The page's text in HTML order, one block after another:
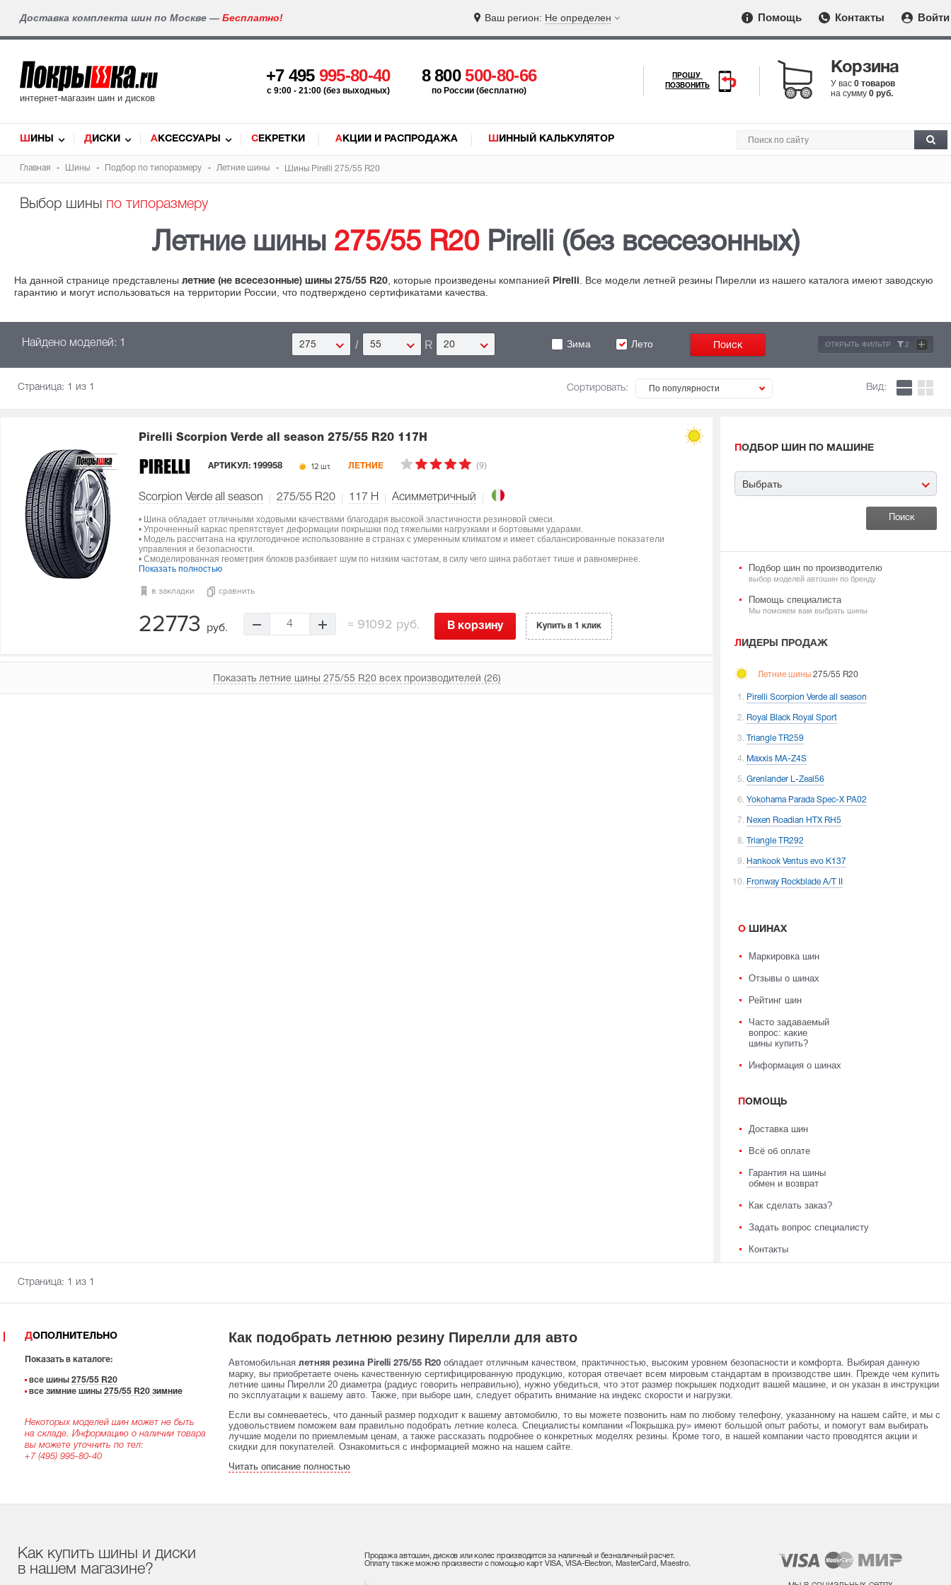
Доставка комплекта шин по Москве — Бесплатно! Ваш регион: Не определен Помощь Контакты Войти
интернет-магазин шин и дисков
+7 495 995-80-40
c 9:00 - 21:00 (без выходных)
8 800500-80-66
по России (бесплатно)
ПРОШУ
ПОЗВОНИТЬ
Корзина
У вас 0 товаров
на сумму 0 руб.
ШИНЫ ДИСКИ АКСЕССУАРЫ СЕКРЕТКИ АКЦИИ И РАСПРОДАЖА ШИННЫЙ КАЛЬКУЛЯТОР
Главная Шины Подбор по типоразмеру Летние шины Шины Pirelli 275/55 R20
Выбор шины по типоразмеру
Летние шины 275/55 R20Pirelli (без всесезонных)
На данной странице представлены летние (не всесезонные) шины 275/55 R20 , которые произведены компанией Pirelli
. Все модели летней резины Пирелли из нашего каталога имеют заводскую
гарантию и могут использоваться на территории России, что подтверждено сертификатами качества.
Найдено моделей: 1 275 / 55 R 20 Зима Лето ОТКРЫТЬ ФИЛЬТР 2 +
Страница: 1 из 1 Сортировать: По популярности Вид:
Pirelli Scorpion Verde all season 275/55 R20 117H
АРТИКУЛ: 199958 12 шт. ЛЕТНИЕ (9)
Scorpion Verde all season 275/55 R20 117 H Асимметричный
• Шина обладает отличными ходовыми качествами благодаря высокой эластичности резиновой смеси.
• Упрочненный каркас препятствует деформации покрышки под тяжелыми нагрузками и бортовыми ударами.
• Модель рассчитана на круглогодичное использование в странах с умеренным климатом и имеет сбалансированные показатели
управления и безопасности.
• Смоделированная геометрия блоков разбивает шум по низким частотам, в силу чего шина работает тише и равномернее.
Показать полностью
в закладки сравнить
22773 руб. 4 =91092 руб. В корзину Купить в 1 клик
Показать летние шины 275/55 R20 всех производителей (26)
ПОДБОР ШИН ПО МАШИНЕ
Выбрать
Подбор шин по производителю
выбор моделей автошин по бренду
Помощь специалиста
Мы поможем вам выбрать шины
ЛИДЕРЫ ПРОДАЖ
Летние шины 275/55 R20
Pirelli Scorpion Verde all season
Royal Black Royal Sport
Triangle TR259
Maxxis MA-Z4S
Grenlander L-Zeal56
Yokohama Parada Spec-X PA02
Nexen Roadian HTX RH5
Triangle TR292
Hankook Ventus evo K137
Fronway Rockblade A/T II
О ШИНАХ
Маркировка шин
Отзывы о шинах
Рейтинг шин
Часто задаваемый
вопрос: какие
шины купить?
Информация о шинах
ПОМОЩЬ
Доставка шин
Всё об оплате
Гарантия на шины
обмен и возврат
Как сделать заказ?
Задать вопрос специалисту
Контакты
Страница: 1 из 1
ДОПОЛНИТЕЛЬНО
Показать в каталоге:
все шины 275/55 R20
все зимние шины 275/55 R20 зимние
Некоторых моделей шин может не быть
на складе. Информацию о наличии товара
вы можете уточнить по тел:
+7 (495) 995-80-40
Как подобрать летнюю резину Пирелли для авто
Автомобильная летняя резина Pirelli 275/55 R20 обладает отличным качеством, практичностью, высоким уровнем безопасности и комфорта. Выбирая данную
марку, вы приобретаете очень качественную сертифицированную продукцию, которая отвечает всем мировым стандартам в производстве шин. Прежде чем купить
летние шины Пирелли 20 диаметра (радиус говорить неправильно), нужно убедиться, что этот размер покрышек подходит вашей машине, и он указан в инструкции
по эксплуатации к вашему авто. Также, при выборе шин, следует обратить внимание на индекс скорости и нагрузки.
Если вы сомневаетесь, что данный размер подходит к вашему автомобилю, то вы можете позвонить нам по любому телефону, указанному на нашем сайте, и мы с
удовольствием поможем вам правильно подобрать летние колеса. Специалисты компании «Покрышка.ру» имеют большой опыт работы, и помогут вам выбирать
лучшие модели по приемлемым ценам, а также рассказать подробнее о конкретных моделях резины. Кроме того, в нашей компании часто проводятся акции и
скидки для покупателей. Ознакомиться с информацией можно на нашем сайте.
Читать описание полностью
Как купить шины и диски
в нашем магазине?
Продажа автошин, дисков или колес производится за наличный и безналичный расчет.
Оплату также можно произвести с помощью карт VISA, VISA-Electron, MasterCard, Maestro.